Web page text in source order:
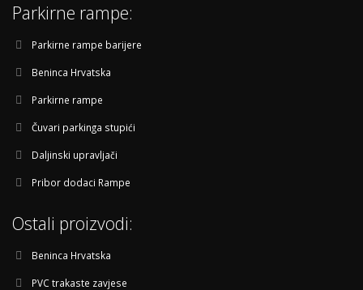
Parkirne rampe:
Parkirne rampe barijere
Beninca Hrvatska
Parkirne rampe
Čuvari parkinga stupići
Daljinski upravljači
Pribor dodaci Rampe
Ostali proizvodi:
Beninca Hrvatska
PVC trakaste zavjese